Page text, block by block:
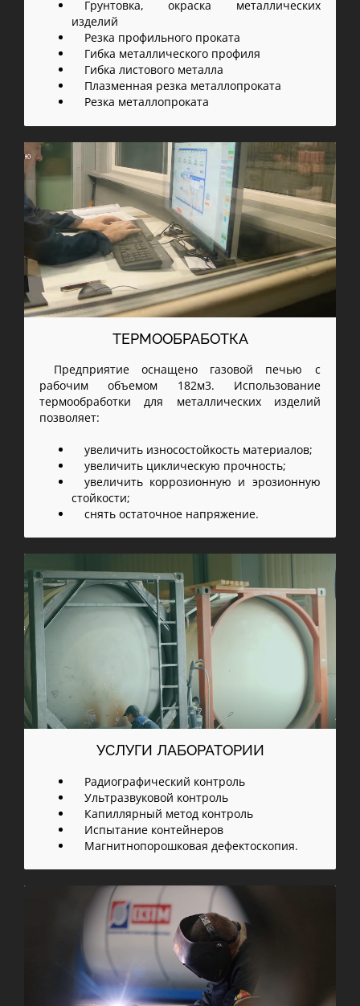
Грунтовка, окраска металлических
изделий
Резка профильного проката
Гибка металлического профиля
Гибка листового металла
Плазменная резка металлопроката
Резка металлопроката
ТЕРМООБРАБОТКА
Предприятие оснащено газовой печью с
рабочим объемом 182м3. Использование
термообработки для металлических изделий
позволяет:
увеличить износостойкость материалов;
увеличить циклическую прочность;
увеличить коррозионную и эрозионную
стойкости;
снять остаточное напряжение.
УСЛУГИ ЛАБОРАТОРИИ
Радиографический контроль
Ультразвуковой контроль
Капиллярный метод контроль
Испытание контейнеров
Магнитнопорошковая дефектоскопия.